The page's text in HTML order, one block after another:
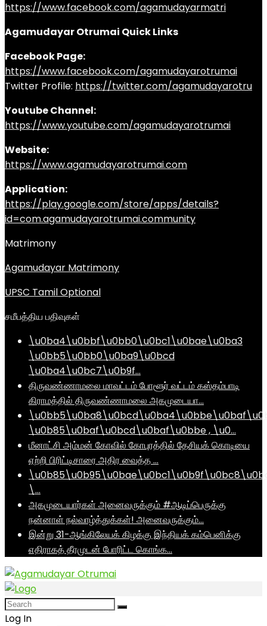
https://www.facebook.com/agamudayarmatri
Agamudayar Otrumai Quick Links
Facebook Page:
https://www.facebook.com/agamudayarotrumai
Twitter Profile: https://twitter.com/agamudayarotru
Youtube Channel:
https://www.youtube.com/agamudayarotrumai
Website:
https://www.agamudayarotrumai.com
Application:
https://play.google.com/store/apps/details?
id=com.agamudayarotrumai.community
Matrimony
Agamudayar Matrimony
UPSC Tamil Optional
சமீபத்திய பதிவுகள்
\u0ba4\u0bbf\u0bb0\u0bc1\u0bae\u0ba3
\u0bb5\u0bb0\u0ba9\u0bcd
\u0ba4\u0bc7\u0b9f…
திருவண்ணாமலை மாவட்டம் போளூர் வட்டம் கஸ்தம்பாடி
கிராமத்தில் திருவண்ணாமலை அகமுடையா…
\u0b85\u0baf\u0bcd\u0baf\u0bbe , \u0…
மீனாட்சி அம்மன் கோவில் கோபுரத்தில் தேசியக் கொடியை
ஏற்றி பிரிட்டிசாரை அதிர வைத்த …
\…
அகமுடையார்கள் அனைவருக்கும் #ஆடிப்பெருக்கு
நன்னாள் நல்வாழ்த்துக்கள்! அனைவருக்கும்…
இன்று 31-ஆங்கிலேயக் கிழக்கு இந்தியக் கம்பெனிக்கு
எதிராகத் தீரமுடன் போரிட்ட கொங்க…
Log In